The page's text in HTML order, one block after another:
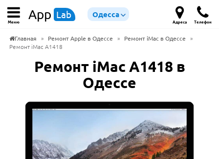
Меню App Lab Одесса
Адреса Телефон
Главная » Ремонт Apple в Одессе » Ремонт iMac в Одессе
»
Ремонт iMac A1418
Ремонт iMac A1418 в
Одессе